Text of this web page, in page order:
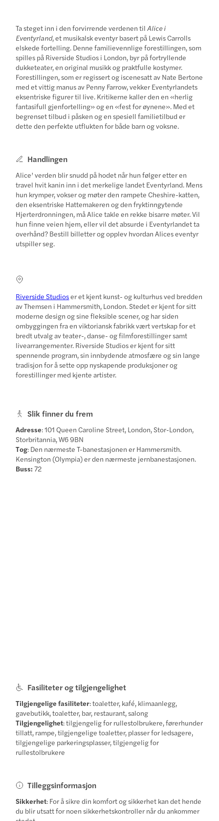
Ta steget inn i den forvirrende verdenen tilAlice i
Eventyrland, et musikalsk eventyr basert på Lewis Carrolls
elskede fortelling. Denne familievennlige forestillingen, som
spilles på Riverside Studios i London, byr på fortryllende
dukketeater, en original musikk og praktfulle kostymer.
Forestillingen, som er regissert og iscenesatt av Nate Bertone
med et vittig manus av Penny Farrow, vekker Eventyrlandets
eksentriske figurer til live. Kritikerne kaller den en «herlig
fantasifull gjenfortelling» og en «fest for øynene». Med et
begrenset tilbud i påsken og en spesiell familietilbud er
dette den perfekte utflukten for både barn og voksne.
Handlingen
Alice’ verden blir snudd på hodet når hun følger etter en
travel hvit kanin inn i det merkelige landet Eventyrland. Mens
hun krymper, vokser og møter den rampete Cheshire-katten,
den eksentriske Hattemakeren og den fryktinngytende
Hjerterdronningen, må Alice takle en rekke bisarre møter. Vil
hun finne veien hjem, eller vil det absurde i Eventyrlandet ta
overhånd? Bestill billetter og opplev hvordan Alices eventyr
utspiller seg.
Riverside Studioser et kjent kunst- og kulturhus ved bredden
av Themsen i Hammersmith, London. Stedet er kjent for sitt
moderne design og sine fleksible scener, og har siden
ombyggingen fra en viktoriansk fabrikk vært vertskap for et
bredt utvalg av teater-, danse- og filmforestillinger samt
livearrangementer. Riverside Studios er kjent for sitt
spennende program, sin innbydende atmosfære og sin lange
tradisjon for å sette opp nyskapende produksjoner og
forestillinger med kjente artister.
Slik finner du frem
Adresse: 101 Queen Caroline Street, London, Stor-London,
Storbritannia, W6 9BN
Tog: Den nærmeste T-banestasjonen er Hammersmith.
Kensington (Olympia) er den nærmeste jernbanestasjonen.
Buss: 72
Fasiliteter og tilgjengelighet
Tilgjengelige fasiliteter: toaletter, kafé, klimaanlegg,
gavebutikk, toaletter, bar, restaurant, salong
Tilgjengelighet: tilgjengelig for rullestolbrukere, førerhunder
tillatt, rampe, tilgjengelige toaletter, plasser for ledsagere,
tilgjengelige parkeringsplasser, tilgjengelig for
rullestolbrukere
Tilleggsinformasjon
Sikkerhet: For å sikre din komfort og sikkerhet kan det hende
du blir utsatt for noen sikkerhetskontroller når du ankommer